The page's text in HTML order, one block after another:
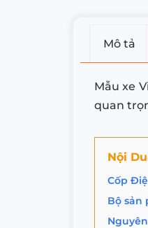
Mô tả
Mẫu xe
quan
Nội
Cốp
Bộ sản